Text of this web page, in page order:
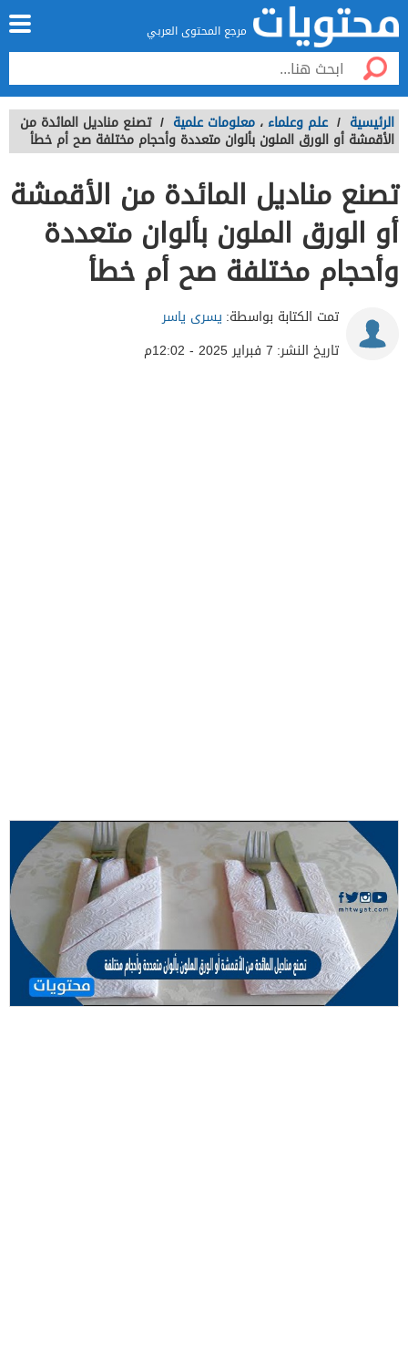
مرجع المحتوى العربي
الرئيسية / علم وعلماء ، معلومات علمية / تصنع مناديل المائدة من
الأقمشة أو الورق الملون بألوان متعددة وأحجام مختلفة صح أم خطأ
تصنع مناديل المائدة من الأقمشة
أو الورق الملون بألوان متعددة
وأحجام مختلفة صح أم خطأ
تمت الكتابة بواسطة: يسرى ياسر
تاريخ النشر: 7 فبراير 2025 - 12:02م